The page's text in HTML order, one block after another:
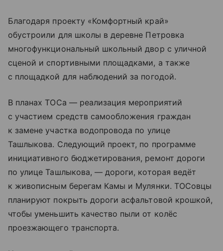
Благодаря проекту «Комфортный край»
обустроили для школы в деревне Петровка
многофункциональный школьный двор с уличной
сценой и спортивными площадками, а также
с площадкой для наблюдений за погодой.
В планах ТОСа — реализация мероприятий
с участием средств самообложения граждан
к замене участка водопровода по улице
Ташлыкова. Следующий проект, по программе
инициативного бюджетирования, ремонт дороги
по улице Ташлыкова, — дороги, которая ведёт
к живописным берегам Камы и Мулянки. ТОСовцы
планируют покрыть дороги асфальтовой крошкой,
чтобы уменьшить качество пыли от колёс
проезжающего транспорта.